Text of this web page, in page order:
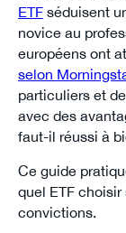
ETFséduisent
novice au
européens ont
selon
particuliers et
avec des
faut-il réussi à
Ce guide
quel ETF
convictions.